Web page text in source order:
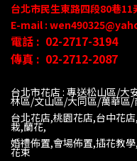
台北市民生東路四段80巷11
E-mail :
電話 : 02-2717-3194
傳真 : 02-2712-2087
台北市花店 : 專送松山區/
林區/文山區/大同區/萬華區/
台北花店,桃園花店,台中花
栽,蘭花,
婚禮佈置,會場佈置,插花教
花束